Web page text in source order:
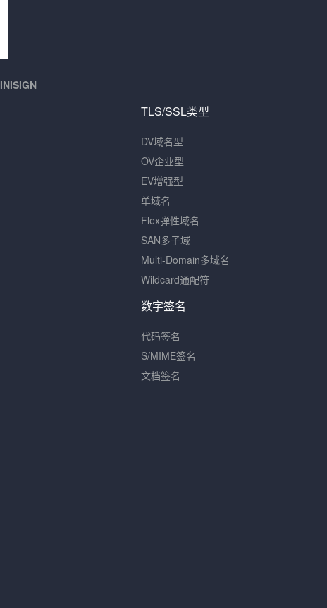
TLS/SSL类型
DV域名型
OV企业型
EV增强型
单域名
Flex弹性域名
SAN多子域
Multi-Domain多域名
Wildcard通配符
数字签名
代码签名
S/MIME签名
文档签名